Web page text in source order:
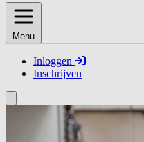
Menu
Inloggen
Inschrijven